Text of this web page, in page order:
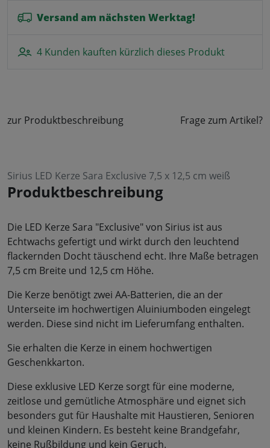
Versand am nächsten Werktag!
4 Kunden kauften kürzlich dieses Produkt
zur Produktbeschreibung Frage zum Artikel?
Sirius LED Kerze Sara Exclusive 7,5 x 12,5 cm weiß
Produktbeschreibung
Die LED Kerze Sara "Exclusive" von Sirius ist aus
Echtwachs gefertigt und wirkt durch den leuchtend
flackernden Docht täuschend echt. Ihre Maße betragen
7,5 cm Breite und 12,5 cm Höhe.
Die Kerze benötigt zwei AA-Batterien, die an der
Unterseite im hochwertigen Aluiniumboden eingelegt
werden. Diese sind nicht im Lieferumfang enthalten.
Sie erhalten die Kerze in einem hochwertigen
Geschenkkarton.
Diese exklusive LED Kerze sorgt für eine moderne,
zeitlose und gemütliche Atmosphäre und eignet sich
besonders gut für Haushalte mit Haustieren, Senioren
und kleinen Kindern. Es besteht keine Brandgefahr,
keine Rußbildung und kein Geruch.